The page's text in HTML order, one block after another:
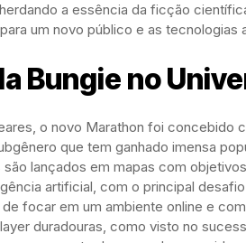
a essência da ficção
um novo público e as tecnologias
Bungie no
o novo Marathon foi concebido
que tem ganhado imensa
lançados em mapas com
artificial, com o principal
focar em um ambiente online e
duradouras, como visto no